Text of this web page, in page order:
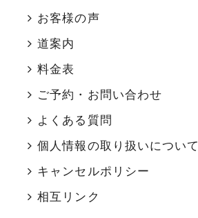
お客様の声
道案内
料金表
ご予約・お問い合わせ
よくある質問
個人情報の取り扱いについて
キャンセルポリシー
相互リンク